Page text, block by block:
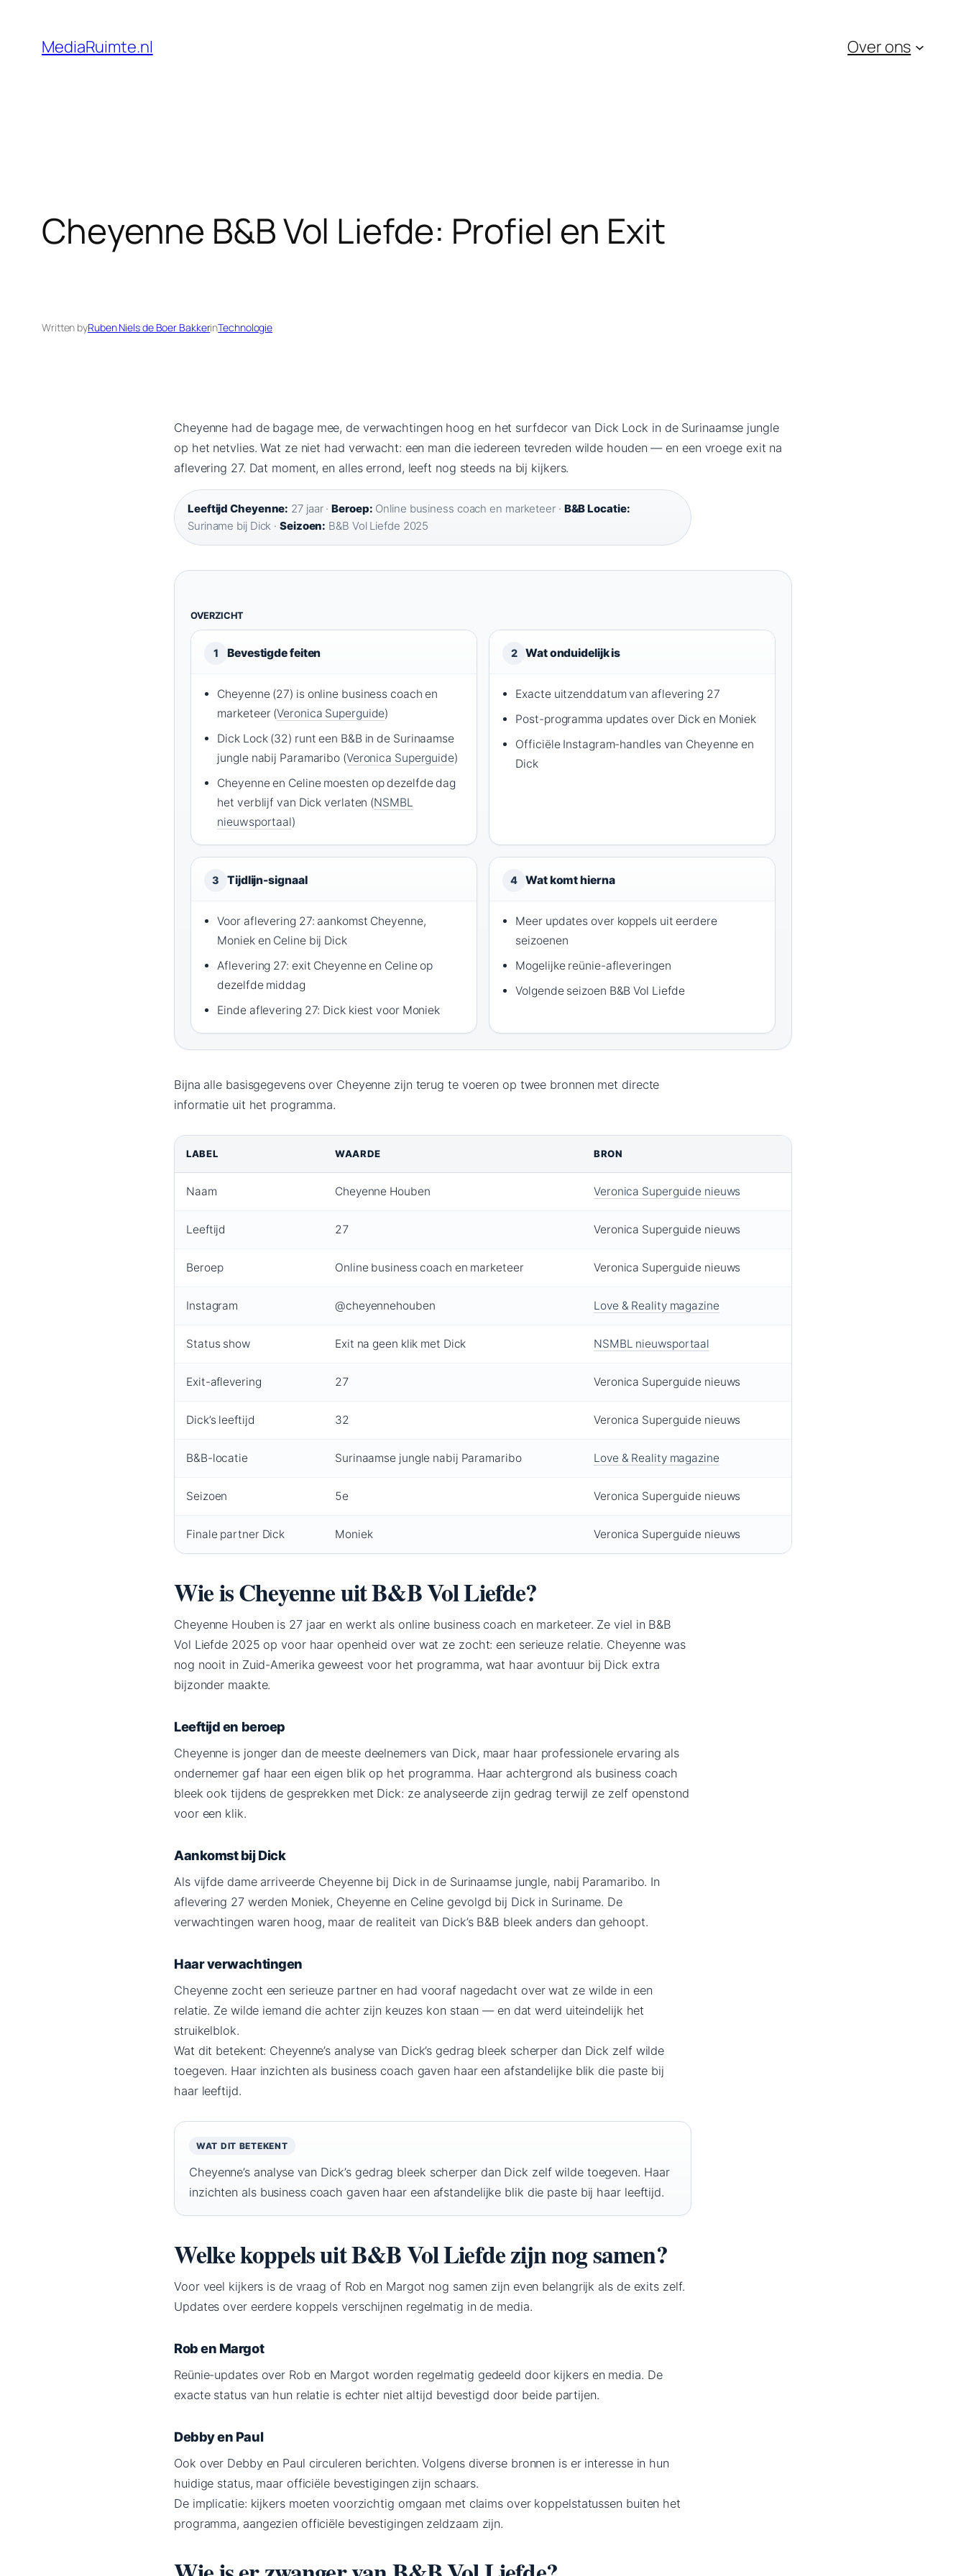
content
MediaRuimte.nl Over ons
Cheyenne B&B Vol Liefde: Profiel en Exit
Written byRuben Niels de Boer BakkerinTechnologie
Cheyenne had de bagage mee, de verwachtingen hoog en het surfdecor van Dick Lock in de Surinaamse jungle
op het netvlies. Wat ze niet had verwacht: een man die iedereen tevreden wilde houden — en een vroege exit na
aflevering 27. Dat moment, en alles errond, leeft nog steeds na bij kijkers.
Leeftijd Cheyenne: 27 jaar ·Beroep: Online business coach en marketeer · B&B Locatie:
Suriname bij Dick ·Seizoen: B&B Vol Liefde 2025
OVERZICHT
1 Bevestigde feiten
Cheyenne (27) is online business coach en
marketeer (Veronica Superguide)
Dick Lock (32) runt een B&B in de Surinaamse
jungle nabij Paramaribo (Veronica Superguide)
Cheyenne en Celine moesten op dezelfde dag
het verblijf van Dick verlaten (NSMBL
nieuwsportaal)
2 Wat onduidelijk is
Exacte uitzenddatum van aflevering 27
Post-programma updates over Dick en Moniek
Officiële Instagram-handles van Cheyenne en
Dick
3 Tijdlijn-signaal
Voor aflevering 27: aankomst Cheyenne,
Moniek en Celine bij Dick
Aflevering 27: exit Cheyenne en Celine op
dezelfde middag
Einde aflevering 27: Dick kiest voor Moniek
4 Wat komt hierna
Meer updates over koppels uit eerdere
seizoenen
Mogelijke reünie-afleveringen
Volgende seizoen B&B Vol Liefde
Bijna alle basisgegevens over Cheyenne zijn terug te voeren op twee bronnen met directe
informatie uit het programma.
LABEL WAARDE BRON
Naam Cheyenne Houben Veronica Superguide nieuws
Leeftijd 27 Veronica Superguide nieuws
Beroep Online business coach en marketeer Veronica Superguide nieuws
Instagram @cheyennehouben Love & Reality magazine
Status show Exit na geen klik met Dick NSMBL nieuwsportaal
Exit-aflevering 27 Veronica Superguide nieuws
Dick’s leeftijd 32 Veronica Superguide nieuws
B&B-locatie Surinaamse jungle nabij Paramaribo Love & Reality magazine
Seizoen 5e Veronica Superguide nieuws
Finale partner Dick Moniek Veronica Superguide nieuws
Wie is Cheyenne uit B&B Vol Liefde?
Cheyenne Houben is 27 jaar en werkt als online business coach en marketeer. Ze viel in B&B
Vol Liefde 2025 op voor haar openheid over wat ze zocht: een serieuze relatie. Cheyenne was
nog nooit in Zuid-Amerika geweest voor het programma, wat haar avontuur bij Dick extra
bijzonder maakte.
Leeftijd en beroep
Cheyenne is jonger dan de meeste deelnemers van Dick, maar haar professionele ervaring als
ondernemer gaf haar een eigen blik op het programma. Haar achtergrond als business coach
bleek ook tijdens de gesprekken met Dick: ze analyseerde zijn gedrag terwijl ze zelf openstond
voor een klik.
Aankomst bij Dick
Als vijfde dame arriveerde Cheyenne bij Dick in de Surinaamse jungle, nabij Paramaribo. In
aflevering 27 werden Moniek, Cheyenne en Celine gevolgd bij Dick in Suriname. De
verwachtingen waren hoog, maar de realiteit van Dick’s B&B bleek anders dan gehoopt.
Haar verwachtingen
Cheyenne zocht een serieuze partner en had vooraf nagedacht over wat ze wilde in een
relatie. Ze wilde iemand die achter zijn keuzes kon staan — en dat werd uiteindelijk het
struikelblok.
Wat dit betekent: Cheyenne’s analyse van Dick’s gedrag bleek scherper dan Dick zelf wilde
toegeven. Haar inzichten als business coach gaven haar een afstandelijke blik die paste bij
haar leeftijd.
WAT DIT BETEKENT
Cheyenne’s analyse van Dick’s gedrag bleek scherper dan Dick zelf wilde toegeven. Haar
inzichten als business coach gaven haar een afstandelijke blik die paste bij haar leeftijd.
Welke koppels uit B&B Vol Liefde zijn nog samen?
Voor veel kijkers is de vraag of Rob en Margot nog samen zijn even belangrijk als de exits zelf.
Updates over eerdere koppels verschijnen regelmatig in de media.
Rob en Margot
Reünie-updates over Rob en Margot worden regelmatig gedeeld door kijkers en media. De
exacte status van hun relatie is echter niet altijd bevestigd door beide partijen.
Debby en Paul
Ook over Debby en Paul circuleren berichten. Volgens diverse bronnen is er interesse in hun
huidige status, maar officiële bevestigingen zijn schaars.
De implicatie: kijkers moeten voorzichtig omgaan met claims over koppelstatussen buiten het
programma, aangezien officiële bevestigingen zeldzaam zijn.